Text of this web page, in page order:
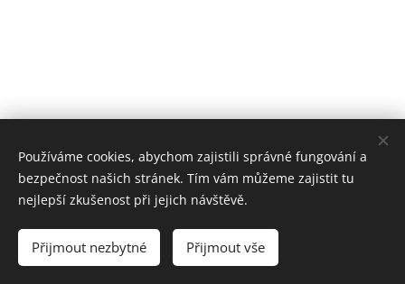
Základní škola, Jičín, Poděbradova 18
Všechna práva vyhrazena.
Vytvořeno službou Webnode
Používáme cookies, abychom zajistili správné fungování a
bezpečnost našich stránek. Tím vám můžeme zajistit tu
nejlepší zkušenost při jejich návštěvě.
Přijmout nezbytné Přijmout vše